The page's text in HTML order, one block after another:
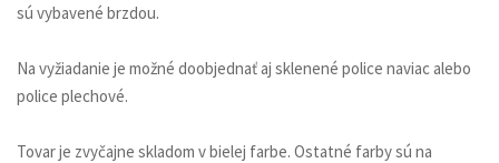
sú vybavené brzdou.
Na vyžiadanie je možné doobjednať aj sklenené police naviac alebo
police plechové.
Tovar je zvyčajne skladom v bielej farbe. Ostatné farby sú na